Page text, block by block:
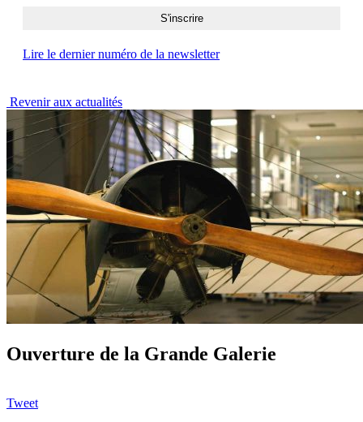
Lire le dernier numéro de la newsletter
Revenir aux actualités
Ouverture de la Grande Galerie
Tweet